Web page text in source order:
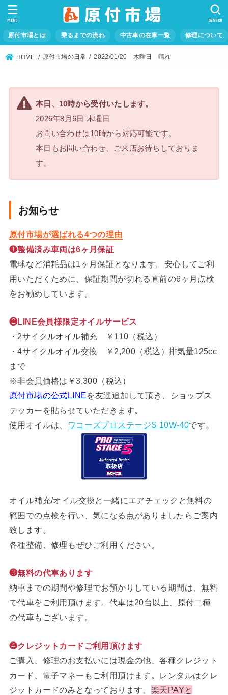
原付市場とは 乗るまでの流れ 中古車の在庫一覧 修理について
SEARCH
MENU
HOME 原付市場の日常 2022/01/20 木曜日 晴れ
本日、10時から受付いたします。
2026年8月6日 木曜日
お問い合わせは10時から対応可能です。
本日もお問い合わせ、ご来店お待ちしておりま
す。
お知らせ
原付市場が選ばれる4つの理由
❶整備済み車両は6ヶ月保証
電球など消耗品は1ヶ月保証となります。安心してご利
用いただくために、保証期間が切れる直前の6ヶ月点検
をお勧めしています。
❷LINE会員様限定オイルサービス
・2サイクルオイル補充 ￥110（税込）
・4サイクルオイル交換 ￥2,200（税込）排気量125cc
まで
※非会員価格は￥3,300（税込）
原付市場の公式LINEを友達追加して頂き、ショップス
テッカーを貼らせていただきます。
使用オイルは、
ワコーズプロステージS 10W-40です。
オイル補充/オイル交換と一緒にエアチェックと無料の
範囲での点検を行い、気になる点がありましたらご案内
致します。
各種整備、修理もぜひご利用ください。
❸無料の代車あります
納車までの期間や修理でお預かりしている期間は、無料
で代車をご利用頂けます。代車は20台以上、原付二種
の代車もございます。
❹クレジットカードご利用頂けます
ご購入、修理のお支払いには現金の他、各種クレジット
カード、電子マネーもご利用頂けます。レンタルはクレ
ジットカードのみとなっております。 楽天PAYと